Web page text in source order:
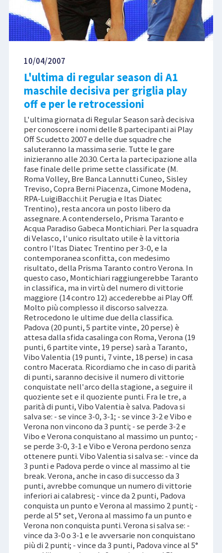
10/04/2007
L'ultima di regular season di A1
maschile decisiva per griglia play
off e per le retrocessioni
L'ultima giornata di Regular Season sarà decisiva
per conoscere i nomi delle 8 partecipanti ai Play
Off Scudetto 2007 e delle due squadre che
saluteranno la massima serie. Tutte le gare
inizieranno alle 20.30. Certa la partecipazione alla
fase finale delle prime sette classificate (M.
Roma Volley, Bre Banca Lannutti Cuneo, Sisley
Treviso, Copra Berni Piacenza, Cimone Modena,
RPA-LuigiBacchi.it Perugia e Itas Diatec
Trentino), resta ancora un posto libero da
assegnare. A contenderselo, Prisma Taranto e
Acqua Paradiso Gabeca Montichiari. Per la squadra
di Velasco, l'unico risultato utile è la vittoria
contro l'Itas Diatec Trentino per 3-0, e la
contemporanea sconfitta, con medesimo
risultato, della Prisma Taranto contro Verona. In
questo caso, Montichiari raggiungerebbe Taranto
in classifica, ma in virtù del numero di vittorie
maggiore (14 contro 12) accederebbe ai Play Off.
Molto più complesso il discorso salvezza.
Retrocedono le ultime due della classifica.
Padova (20 punti, 5 partite vinte, 20 perse) è
attesa dalla sfida casalinga con Roma, Verona (19
punti, 6 partite vinte, 19 perse) sarà a Taranto,
Vibo Valentia (19 punti, 7 vinte, 18 perse) in casa
contro Macerata. Ricordiamo che in caso di parità
di punti, saranno decisive il numero di vittorie
conquistate nell'arco della stagione, a seguire il
quoziente set e il quoziente punti. Fra le tre, a
parità di punti, Vibo Valentia è salva. Padova si
salva se: - se vince 3-0, 3-1; - se vince 3-2 e Vibo e
Verona non vincono da 3 punti; - se perde 3-2 e
Vibo e Verona conquistano al massimo un punto; -
se perde 3-0, 3-1 e Vibo e Verona perdono senza
ottenere punti. Vibo Valentia si salva se: - vince da
3 punti e Padova perde o vince al massimo al tie
break. Verona, anche in caso di successo da 3
punti, avrebbe comunque un numero di vittorie
inferiori ai calabresi; - vince da 2 punti, Padova
conquista un punto e Verona al massimo 2 punti; -
perde al 5° set, Verona al massimo fa un punto e
Verona non conquista punti. Verona si salva se: -
vince da 3-0 o 3-1 e le avversarie non conquistano
più di 2 punti; - vince da 3 punti, Padova vince al 5°